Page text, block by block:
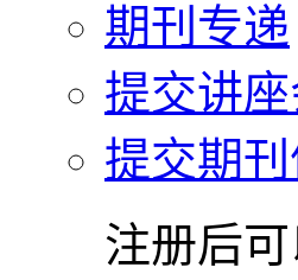
期刊专递
提交讲
提交期
注册后